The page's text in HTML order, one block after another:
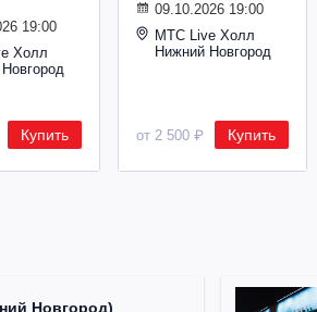
19:00
Холл
Купить
09.10.2026 19:00
МТС Live Холл
Нижний Новгород
от 2 500 ₽ Купить
Новгород)